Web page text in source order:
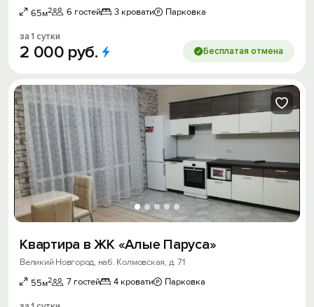
65м2 6 гостей 3 кровати Парковка
за 1 сутки
2 000 руб. Бесплатая отмена
Квартира в ЖК «Алые Паруса»
Великий Новгород, наб. Колмовская, д. 71
55м2 7 гостей 4 кровати Парковка